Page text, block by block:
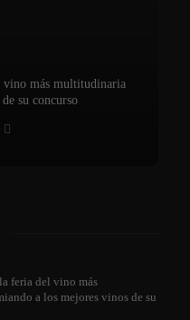
más multitudinaria
su concurso
feria del vino más
a los mejores vinos de su